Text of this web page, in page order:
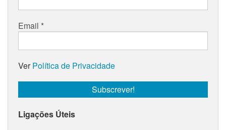
Email *
VerPolítica de Privacidade
Ligações Úteis